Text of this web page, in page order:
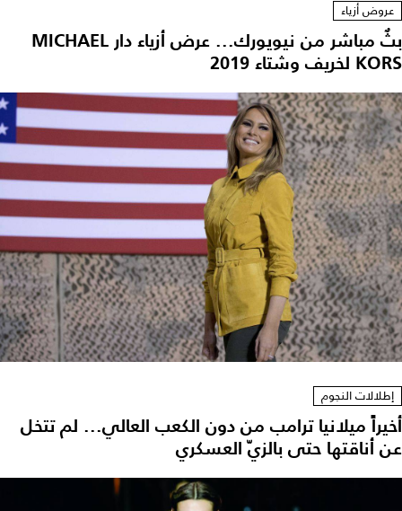
عروض أزياء
بثٌ مباشر من نيويورك... عرض أزياء دار MICHAEL
KORS لخريف وشتاء 2019
إطلالات النجوم
أخيراً ميلانيا ترامب من دون الكعب العالي... لم تتخل
عن أناقتها حتى بالزيّ العسكري